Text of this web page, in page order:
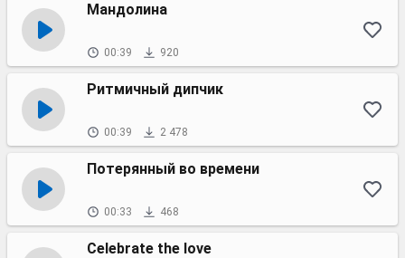
Мандолина
00:39 920
Ритмичный дипчик
00:39 2 478
Потерянный во времени
00:33 468
Celebrate the love